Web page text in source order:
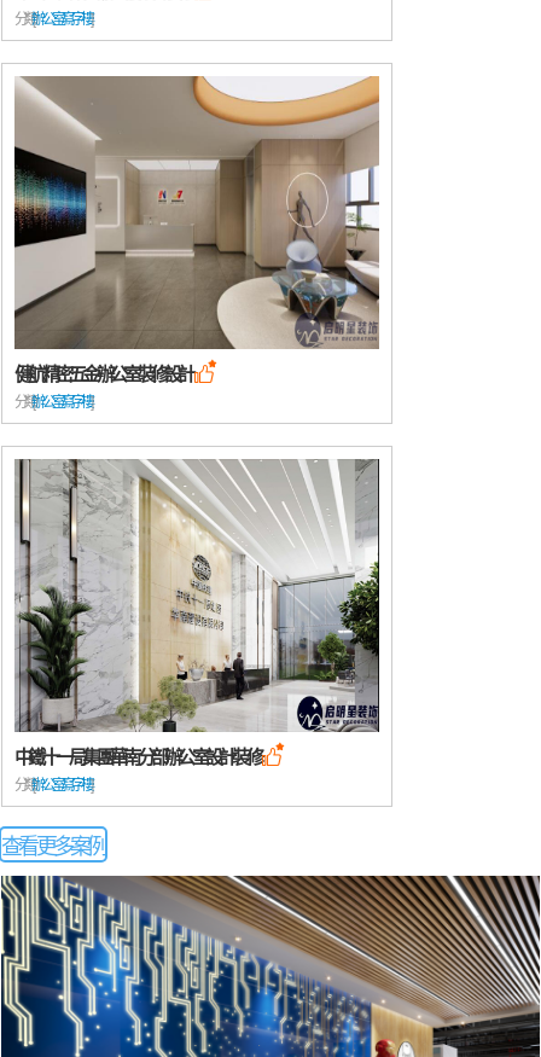
分類: [辦公室/寫字樓
健航精密五金辦公室裝修設計
分類: [辦公室/寫字樓
中鐵十一局集團華南分部辦公室設計裝修
分類: [辦公室/寫字樓
查看更多案例